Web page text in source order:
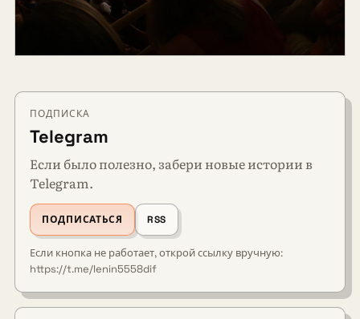
ПОДПИСКА
Telegram
Если было полезно, забери новые истории в
Telegram.
ПОДПИСАТЬСЯ RSS
Если кнопка не работает, открой ссылку вручную:
https://t.me/lenin5558dif